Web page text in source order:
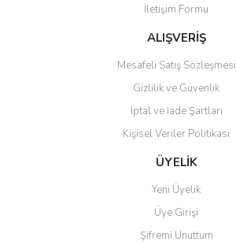
İletişim Formu
ALIŞVERİŞ
Mesafeli Satış Sözleşmesi
Gizlilik ve Güvenlik
İptal ve İade Şartları
Kişisel Veriler Politikası
ÜYELİK
Yeni Üyelik
Üye Girişi
Şifremi Unuttum